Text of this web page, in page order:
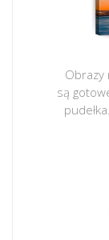
Obrazy
są